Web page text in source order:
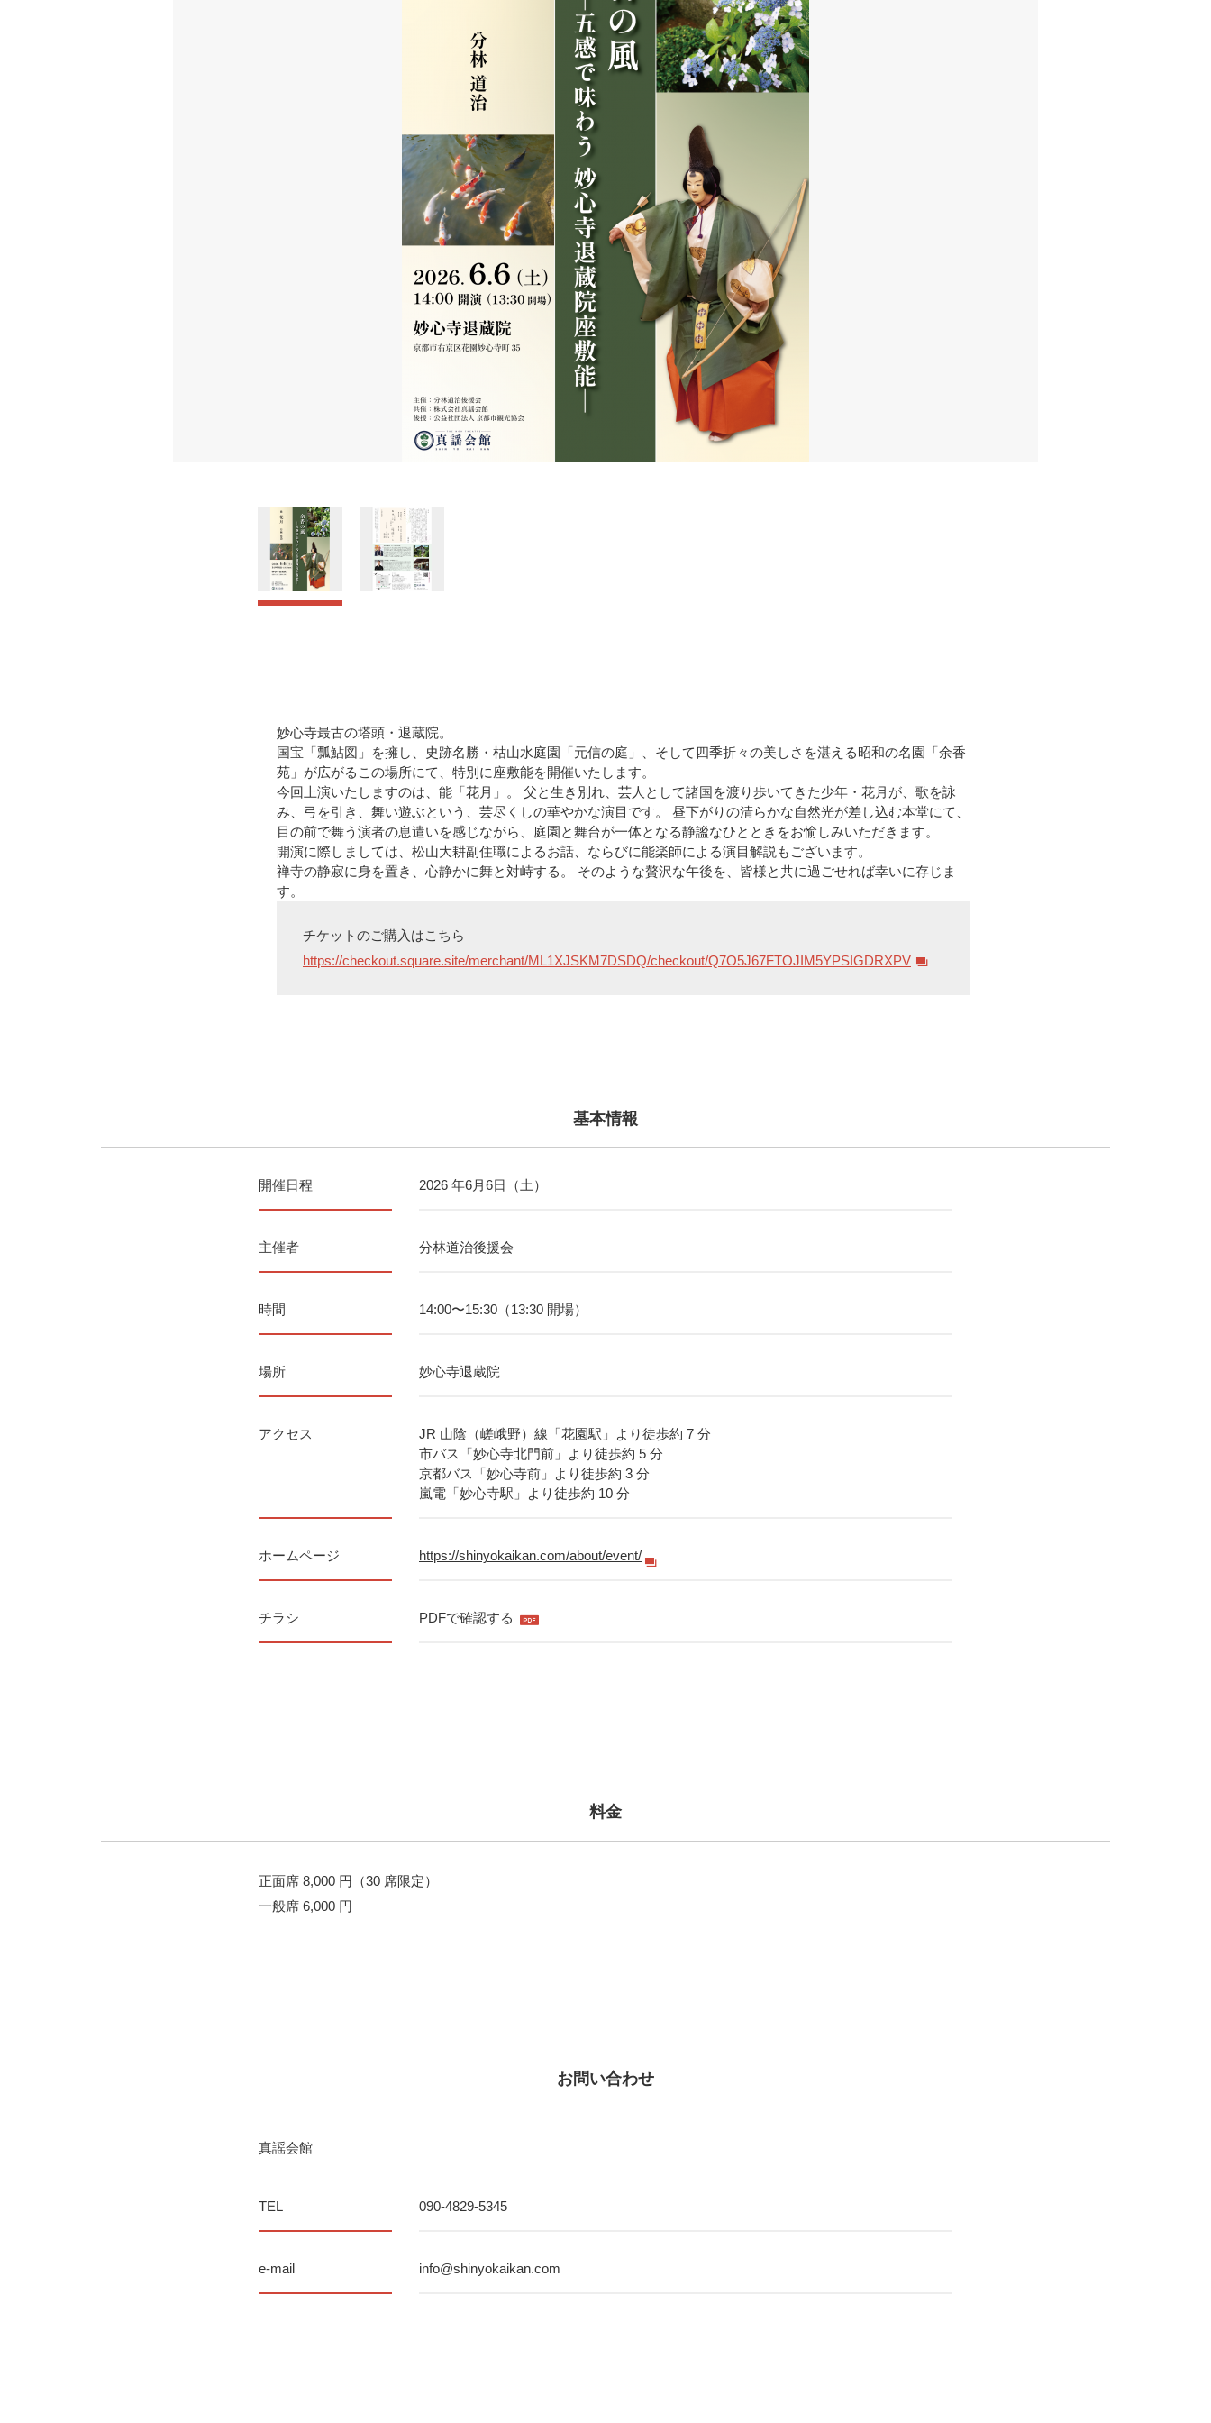
妙心寺最古の塔頭・退蔵院。
国宝「瓢鮎図」を擁し、史跡名勝・枯山水庭園「元信の庭」、そして四季折々の美しさを湛える昭和の名園「余香
苑」が広がるこの場所にて、特別に座敷能を開催いたします。
今回上演いたしますのは、能「花月」。 父と生き別れ、芸人として諸国を渡り歩いてきた少年・花月が、歌を詠
み、弓を引き、舞い遊ぶという、芸尽くしの華やかな演目です。 昼下がりの清らかな自然光が差し込む本堂にて、
目の前で舞う演者の息遣いを感じながら、庭園と舞台が一体となる静謐なひとときをお愉しみいただきます。
開演に際しましては、松山大耕副住職によるお話、ならびに能楽師による演目解説もございます。
禅寺の静寂に身を置き、心静かに舞と対峙する。 そのような贅沢な午後を、皆様と共に過ごせれば幸いに存じま
す。
チケットのご購入はこちら
https://checkout.square.site/merchant/ML1XJSKM7DSDQ/checkout/Q7O5J67FTOJIM5YPSIGDRXPV
基本情報
開催日程 2026 年6月6日（土）
主催者 分林道治後援会
時間 14:00〜15:30（13:30 開場）
場所 妙心寺退蔵院
アクセス
JR 山陰（嵯峨野）線「花園駅」より徒歩約 7 分
市バス「妙心寺北門前」より徒歩約 5 分
京都バス「妙心寺前」より徒歩約 3 分
嵐電「妙心寺駅」より徒歩約 10 分
ホームページ https://shinyokaikan.com/about/event/
チラシ PDFで確認する
料金
正面席 8,000 円（30 席限定）
一般席 6,000 円
お問い合わせ
真謡会館
TEL 090-4829-5345
e-mail info@shinyokaikan.com